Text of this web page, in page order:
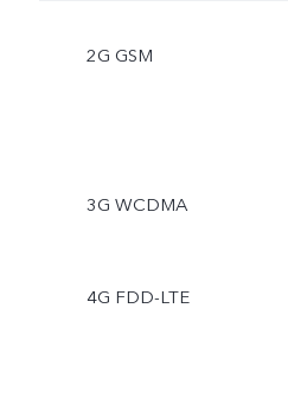
2G GSM
3G WCDMA
4G FDD-LTE